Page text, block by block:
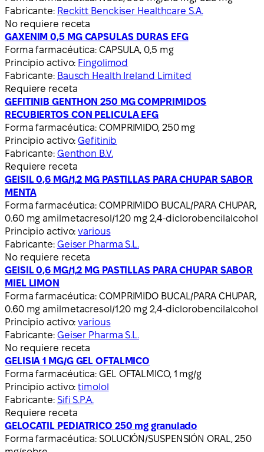
Fabricante: Reckitt Benckiser Healthcare S.A.
No requiere receta
GAXENIM 0,5 MG CAPSULAS DURAS EFG
Forma farmacéutica: CAPSULA, 0,5 mg
Principio activo: Fingolimod
Fabricante: Bausch Health Ireland Limited
Requiere receta
GEFITINIB GENTHON 250 MG COMPRIMIDOS
RECUBIERTOS CON PELICULA EFG
Forma farmacéutica: COMPRIMIDO, 250 mg
Principio activo:Gefitinib
Fabricante: Genthon B.V.
Requiere receta
GEISIL 0,6 MG/1,2 MG PASTILLAS PARA CHUPAR SABOR
MENTA
Forma farmacéutica: COMPRIMIDO BUCAL/PARA CHUPAR,
0.60 mg amilmetacresol/1.20 mg 2,4-diclorobencilalcohol
Principio activo:various
Fabricante: Geiser Pharma S.L.
No requiere receta
GEISIL 0,6 MG/1,2 MG PASTILLAS PARA CHUPAR SABOR
MIEL LIMON
Forma farmacéutica: COMPRIMIDO BUCAL/PARA CHUPAR,
0.60 mg amilmetacresol/1.20 mg 2,4-diclorobencilalcohol
Principio activo:various
Fabricante: Geiser Pharma S.L.
No requiere receta
GELISIA 1 MG/G GEL OFTALMICO
Forma farmacéutica: GEL OFTALMICO, 1 mg/g
Principio activo:timolol
Fabricante: Sifi S.P.A.
Requiere receta
GELOCATIL PEDIATRICO 250 mg granulado
Forma farmacéutica: SOLUCIÓN/SUSPENSIÓN ORAL, 250